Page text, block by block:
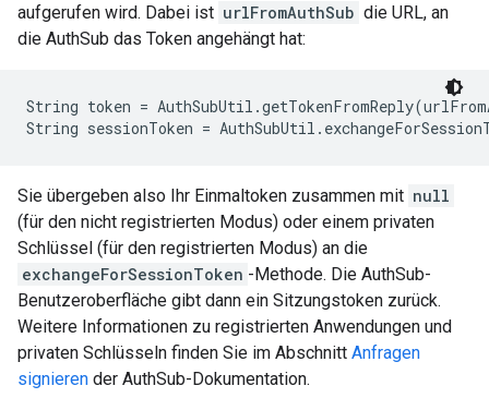
aufgerufen wird. Dabei ist urlFromAuthSub die URL, an
die AuthSub das Token angehängt hat:
String token =
Sie übergeben also Ihr Einmaltoken zusammen mit null
(für den nicht registrierten Modus) oder einem privaten
Schlüssel (für den registrierten Modus) an die
exchangeForSessionToken -Methode. Die AuthSub-
Benutzeroberfläche gibt dann ein Sitzungstoken zurück.
Weitere Informationen zu registrierten Anwendungen und
privaten Schlüsseln finden Sie im Abschnitt Anfragen
signieren der AuthSub-Dokumentation.